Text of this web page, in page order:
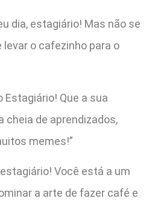
dia, estagiário! Mas não se
levar o cafezinho para o
Estagiário! Que a sua
cheia de aprendizados,
memes!”
Você está a um
a arte de fazer café e